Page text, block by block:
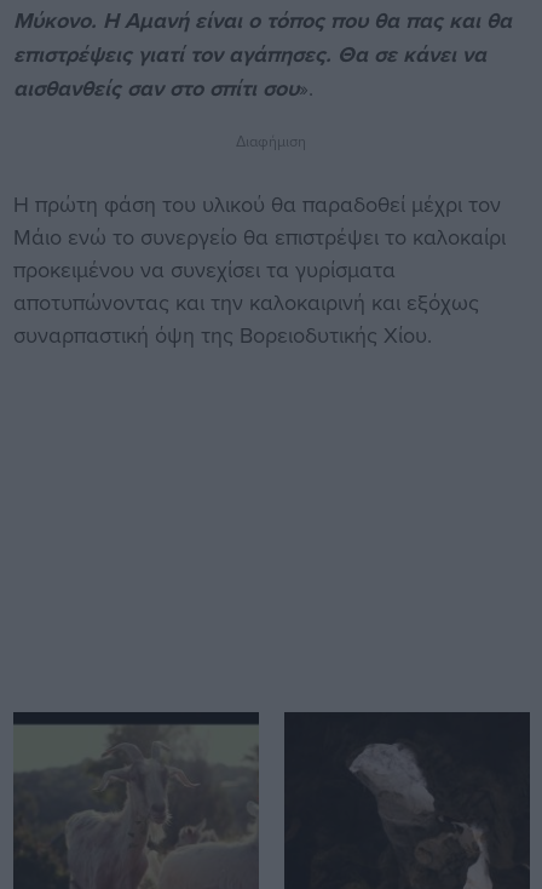
Μύκονο. Η Αμανή είναι ο τόπος που θα πας και θα
επιστρέψεις γιατί τον αγάπησες. Θα σε κάνει να
αισθανθείς σαν στο σπίτι σου».
Διαφήμιση
Η πρώτη φάση του υλικού θα παραδοθεί μέχρι τον
Μάιο ενώ το συνεργείο θα επιστρέψει το καλοκαίρι
προκειμένου να συνεχίσει τα γυρίσματα
αποτυπώνοντας και την καλοκαιρινή και εξόχως
συναρπαστική όψη της Βορειοδυτικής Χίου.